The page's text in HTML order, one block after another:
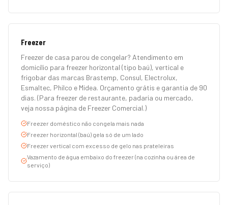
Freezer
Freezer de casa parou de congelar? Atendimento em
domicílio para freezer horizontal (tipo baú), vertical e
frigobar das marcas Brastemp, Consul, Electrolux,
Esmaltec, Philco e Midea. Orçamento grátis e garantia de 90
dias. (Para freezer de restaurante, padaria ou mercado,
veja nossa página de Freezer Comercial.)
Freezer doméstico não congela mais nada
Freezer horizontal (baú) gela só de um lado
Freezer vertical com excesso de gelo nas prateleiras
Vazamento de água embaixo do freezer (na cozinha ou área de
serviço)